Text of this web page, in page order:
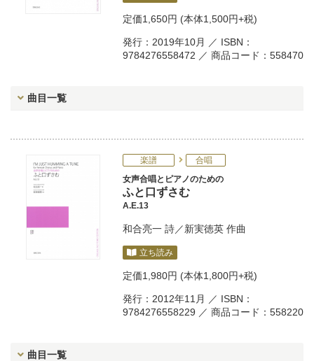
定価1,650円 (本体1,500円+税)
発行：2019年10月 ／ ISBN：
9784276558472 ／ 商品コード：558470
曲目一覧
楽譜
合唱
女声合唱とピアノのための
ふと口ずさむ
A.E.13
和合亮一 詩／新実徳英 作曲
立ち読み
定価1,980円 (本体1,800円+税)
発行：2012年11月 ／ ISBN：
9784276558229 ／ 商品コード：558220
曲目一覧